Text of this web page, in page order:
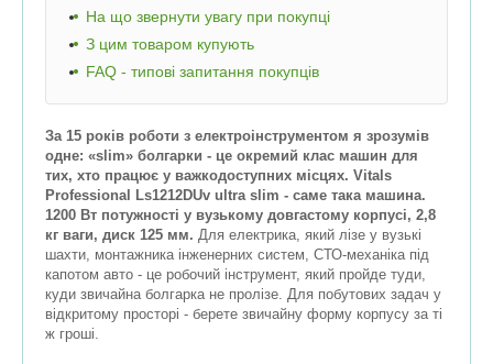
На що звернути увагу при покупці
З цим товаром купують
FAQ - типові запитання покупців
За 15 років роботи з електроінструментом я зрозумів
одне: «slim» болгарки - це окремий клас машин для
тих, хто працює у важкодоступних місцях. Vitals
Professional Ls1212DUv ultra slim - саме така машина.
1200 Вт потужності у вузькому довгастому корпусі, 2,8
кг ваги, диск 125 мм. Для електрика, який лізе у вузькі
шахти, монтажника інженерних систем, СТО-механіка під
капотом авто - це робочий інструмент, який пройде туди,
куди звичайна болгарка не пролізе. Для побутових задач у
відкритому просторі - берете звичайну форму корпусу за ті
ж гроші.